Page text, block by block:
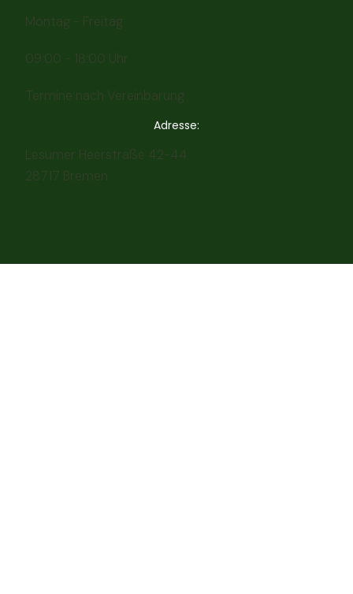
Montag - Freitag
09:00 - 18:00 Uhr
Termine nach Vereinbarung
Adresse:
Lesumer Heerstraße 42-44
28717 Bremen